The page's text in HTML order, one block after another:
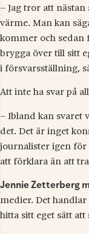
– Jag tror att
värme. Man kan
kommer och sedan
brygga över till sitt
i försvarsställning,
Att inte ha svar på
– Ibland kan svaret
det. Det är inget
journalister igen för
att förklara än att
Jennie Zetterberg
medier. Det
hitta sitt eget sätt